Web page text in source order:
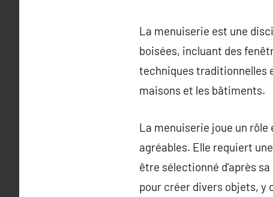
La menuiserie est une
boisées, incluant des
techniques traditionnelles
maisons et les bâtiments.
La menuiserie joue un
agréables. Elle requiert
être sélectionné d’après
pour créer divers objets, y